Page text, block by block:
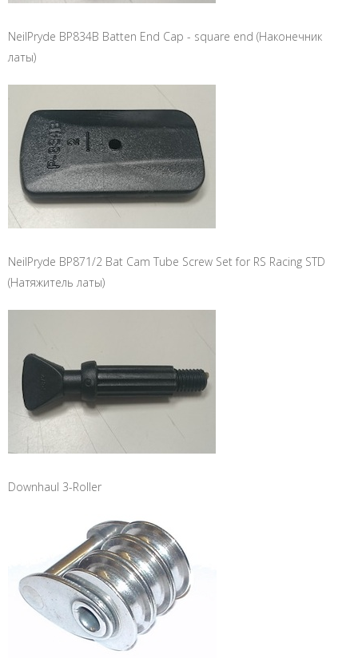
NeilPryde BP834B Batten End Cap - square end (Наконечник
латы)
NeilPryde BP871/2 Bat Cam Tube Screw Set for RS Racing STD
(Натяжитель латы)
Downhaul 3-Roller